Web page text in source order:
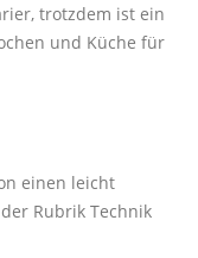
trotzdem ist ein
und Küche für
einen leicht
Rubrik Technik